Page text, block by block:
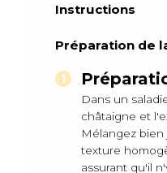
Instructions
Préparation de
Dans un
châtaigne et
Mélangez
texture
assurant qu'il